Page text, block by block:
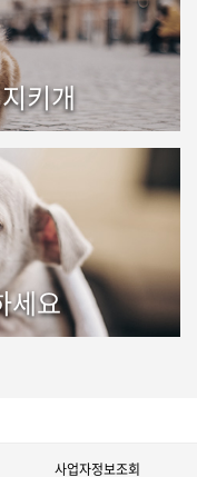
키개
세요
사업자정보조회